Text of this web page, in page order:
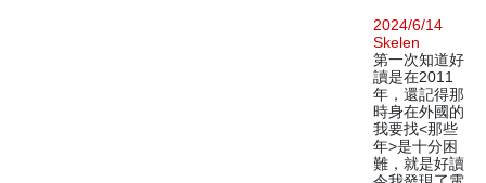
2024/6/14
Skelen
第一次知道好
讀是在2011
年，還記得那
時身在外國的
我要找<那些
年>是十分困
難，就是好讀